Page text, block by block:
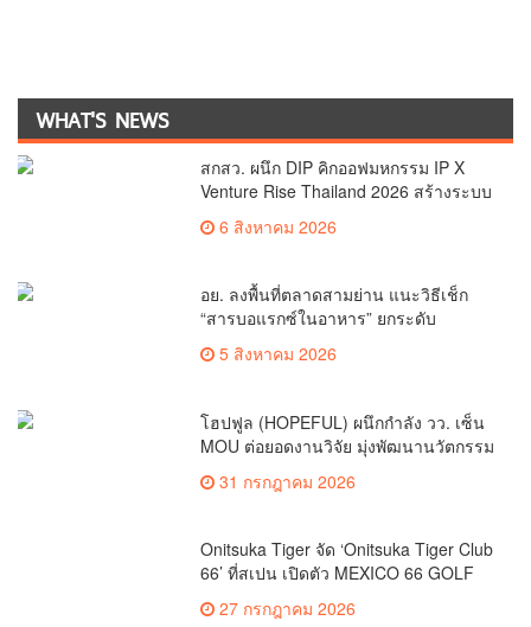
WHAT'S NEWS
สกสว. ผนึก DIP คิกออฟมหกรรม IP X
Venture Rise Thailand 2026 สร้างระบบ
นิเวศเชื่อมทรัพย์สินทางปัญญาผ่าน
กองทุน ววน. เพิ่มคุณค่างานวิจัยไทย
6 สิงหาคม 2026
อย. ลงพื้นที่ตลาดสามย่าน แนะวิธีเช็ก
“สารบอแรกซ์ในอาหาร” ยกระดับ
ตลาดสดปลอดภัยเพื่อผู้บริโภค
5 สิงหาคม 2026
โฮปฟูล (HOPEFUL) ผนึกกำลัง วว. เซ็น
MOU ต่อยอดงานวิจัย มุ่งพัฒนานวัตกรรม
สมุนไพรไทยสร้างความมั่นคงด้าน
31 กรกฎาคม 2026
Onitsuka Tiger จัด ‘Onitsuka Tiger Club
66’ ที่สเปน เปิดตัว MEXICO 66 GOLF
27 กรกฎาคม 2026